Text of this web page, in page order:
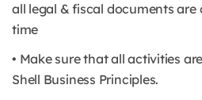
all legal & fiscal documents are
time
• Make sure that all activities
Shell Business Principles.